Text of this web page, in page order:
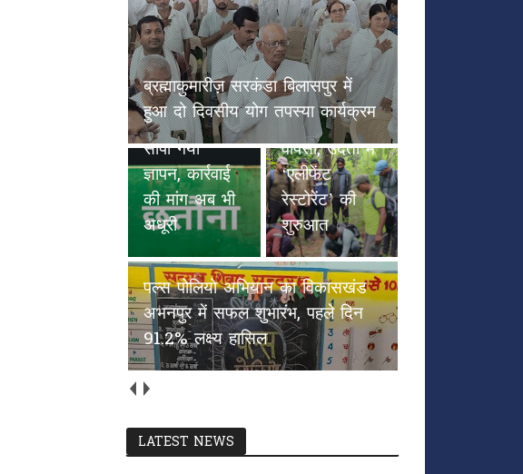
छतौना --सड़क सुरक्षा जैसे गंभीर मुद्दे
पर कलेक्टर रायपुर एवं NHAI को
सौंपा गया ज्ञापन, कार्रवाई की मांग अब
भी अधूरी
हाथियों के
कदमों से
हरियाली की
वापसी, उदंती में
‘एलीफेंट
रेस्टोरेंट’ की
शुरुआत
पल्स पोलियो
अभियान का
विकासखंड
अभनपुर में
सफल शुभारंभ,
पहले दिन
91.2% लक्ष्य
हासिल
अच्छाईयों की अपनी ओरिजिनल स्टेट
में वापस आएँ (भाग 2)
LATEST NEWS